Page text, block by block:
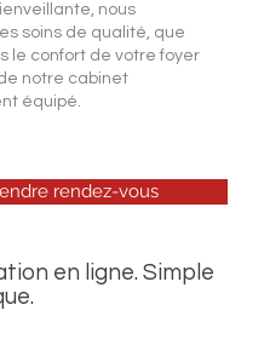
nous
soins de qualité, que
le confort de votre foyer
notre cabinet
équipé.
rendez-vous
en ligne. Simple